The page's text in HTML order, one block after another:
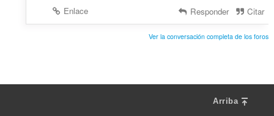
Enlace
Responder Citar
Ver la conversación completa de los foros
Arriba